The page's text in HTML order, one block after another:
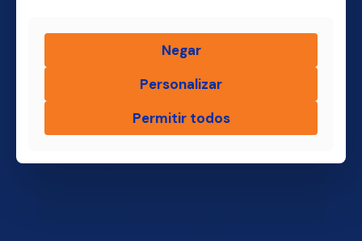
Finsol
Quem Somos
Blog Finsol
Você, um Empresário de Sucesso Finsol
Negar
Personalizar
Permitir todos